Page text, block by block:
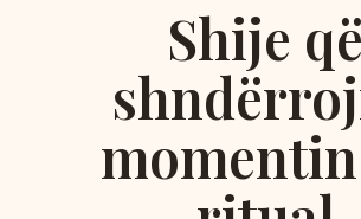
Shije që